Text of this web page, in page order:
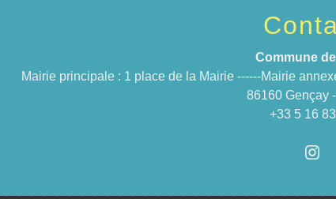
Commune
Mairie principale : 1 place de la Mairie ------Mairie
86160 Gençay
+33 5 16